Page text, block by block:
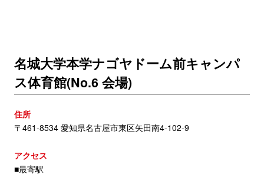
名城大学本学ナゴヤドーム前キャンパ
ス体育館(No.6 会場)
住所
〒461-8534 愛知県名古屋市東区矢田南4-102-9
アクセス
■最寄駅